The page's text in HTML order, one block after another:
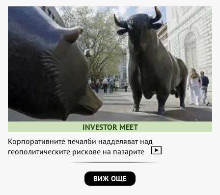
INVESTOR MEET
Корпоративните печалби надделяват над
геополитическите рискове на пазарите
ВИЖ ОЩЕ